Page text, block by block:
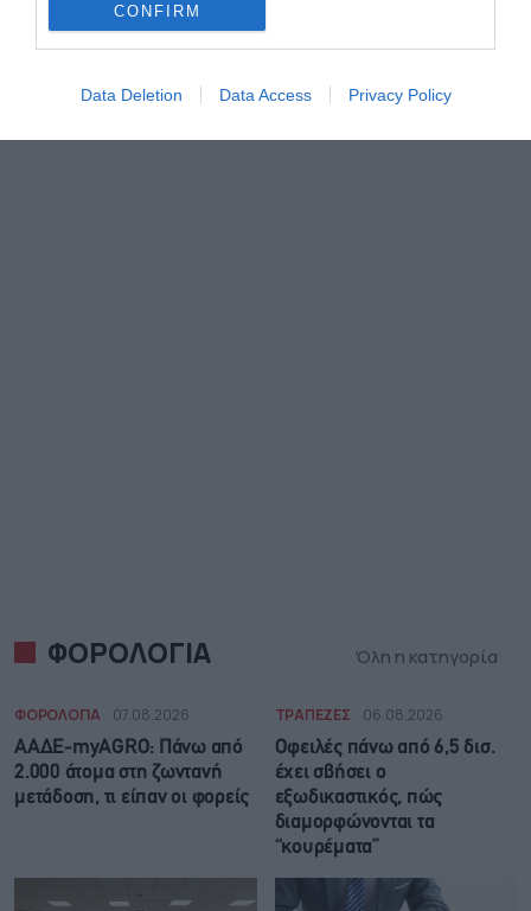
CONFIRM
Data Deletion Data Access Privacy Policy
ΦΟΡΟΛΟΓΙΑ Όλη η κατηγορία
ΦΟΡΟΛΟΓΙΑ 07.08.2026
ΑΑΔΕ-myAGRO: Πάνω από
2.000 άτομα στη ζωντανή
μετάδοση, τι είπαν οι φορείς
ΤΡΑΠΕΖΕΣ 06.08.2026
Οφειλές πάνω από 6,5 δισ.
έχει σβήσει ο
εξωδικαστικός, πώς
διαμορφώνονται τα
“κουρέματα”